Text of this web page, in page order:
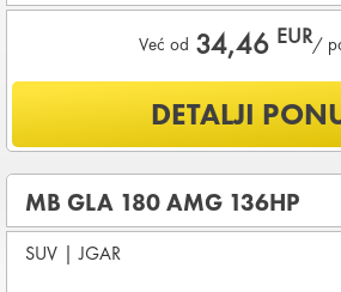
Već od 34,46 EUR/
Šta je uključeno u ponudu?
OSNOVNI PAKET OSIGURANJA
(THW)
Koji su osnovni uslovi za najam vozila?
DETALJI
MB GLA 180 AMG 136HP
SUV | JGAR